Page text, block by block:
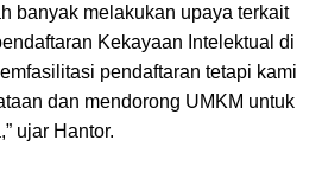
banyak melakukan upaya terkait
Kekayaan Intelektual di
pendaftaran tetapi kami
dan mendorong UMKM untuk
ujar Hantor.